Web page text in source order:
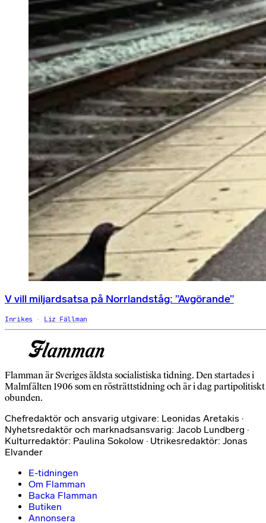
V vill miljardsatsa på Norrlandståg: ”Avgörande”
Inrikes Liz Fällman
Flamman är Sveriges äldsta socialistiska tidning. Den startades i
Malmfälten 1906 som en rösträttstidning och är i dag partipolitiskt
obunden.
Chefredaktör och ansvarig utgivare: Leonidas Aretakis ·
Nyhetsredaktör och marknadsansvarig: Jacob Lundberg ·
Kulturredaktör: Paulina Sokolow · Utrikesredaktör: Jonas
Elvander
E-tidningen
Om Flamman
Backa Flamman
Butiken
Annonsera